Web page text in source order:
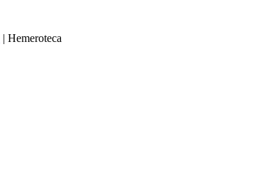
| Hemeroteca